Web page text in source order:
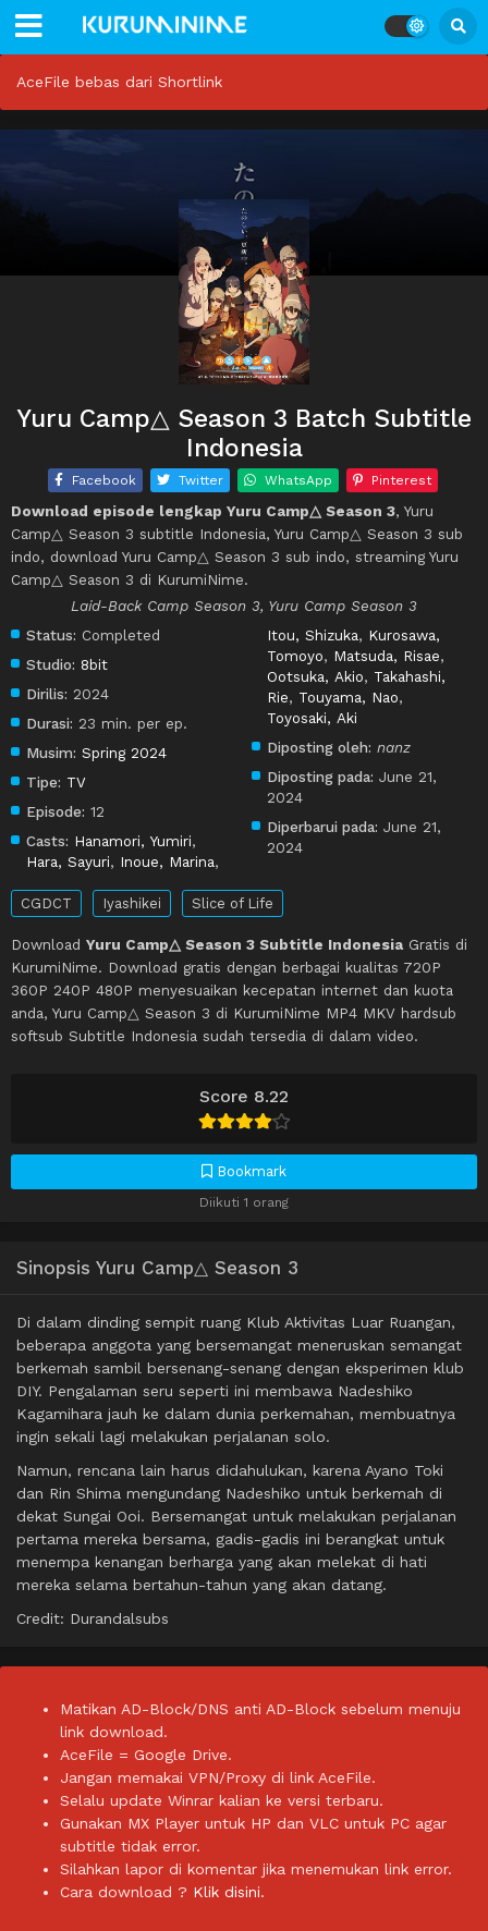
AceFile bebas dari Shortlink
Score 8.22
Bookmark
Diikuti 1 orang
Yuru Camp△ Season 3 Batch Subtitle
Indonesia
Facebook Twitter WhatsApp Pinterest
Download episode lengkap Yuru Camp△ Season 3, Yuru
Camp△ Season 3 subtitle Indonesia, Yuru Camp△ Season 3 sub
indo, download Yuru Camp△ Season 3 sub indo, streaming Yuru
Camp△ Season 3 di KurumiNime.
Laid-Back Camp Season 3, Yuru Camp Season 3
Status: Completed
Studio: 8bit
Dirilis: 2024
Durasi: 23 min. per ep.
Musim: Spring 2024
Tipe: TV
Episode: 12
Casts: Hanamori, Yumiri,
Hara, Sayuri, Inoue, Marina,
Itou, Shizuka, Kurosawa,
Tomoyo, Matsuda, Risae,
Ootsuka, Akio, Takahashi,
Rie, Touyama, Nao,
Toyosaki, Aki
Diposting oleh: nanz
Diposting pada: June 21,
2024
Diperbarui pada: June 21,
2024
CGDCT Iyashikei Slice of Life
Download Yuru Camp△ Season 3 Subtitle Indonesia Gratis di
KurumiNime. Download gratis dengan berbagai kualitas 720P
360P 240P 480P menyesuaikan kecepatan internet dan kuota
anda, Yuru Camp△ Season 3 di KurumiNime MP4 MKV hardsub
softsub Subtitle Indonesia sudah tersedia di dalam video.
Sinopsis Yuru Camp△ Season 3
Di dalam dinding sempit ruang Klub Aktivitas Luar Ruangan,
beberapa anggota yang bersemangat meneruskan semangat
berkemah sambil bersenang-senang dengan eksperimen klub
DIY. Pengalaman seru seperti ini membawa Nadeshiko
Kagamihara jauh ke dalam dunia perkemahan, membuatnya
ingin sekali lagi melakukan perjalanan solo.
Namun, rencana lain harus didahulukan, karena Ayano Toki
dan Rin Shima mengundang Nadeshiko untuk berkemah di
dekat Sungai Ooi. Bersemangat untuk melakukan perjalanan
pertama mereka bersama, gadis-gadis ini berangkat untuk
menempa kenangan berharga yang akan melekat di hati
mereka selama bertahun-tahun yang akan datang.
Credit: Durandalsubs
Matikan AD-Block/DNS anti AD-Block sebelum menuju
link download.
AceFile = Google Drive.
Jangan memakai VPN/Proxy di link AceFile.
Selalu update Winrar kalian ke versi terbaru.
Gunakan MX Player untuk HP dan VLC untuk PC agar
subtitle tidak error.
Silahkan lapor di komentar jika menemukan link error.
Cara download ? Klik disini.